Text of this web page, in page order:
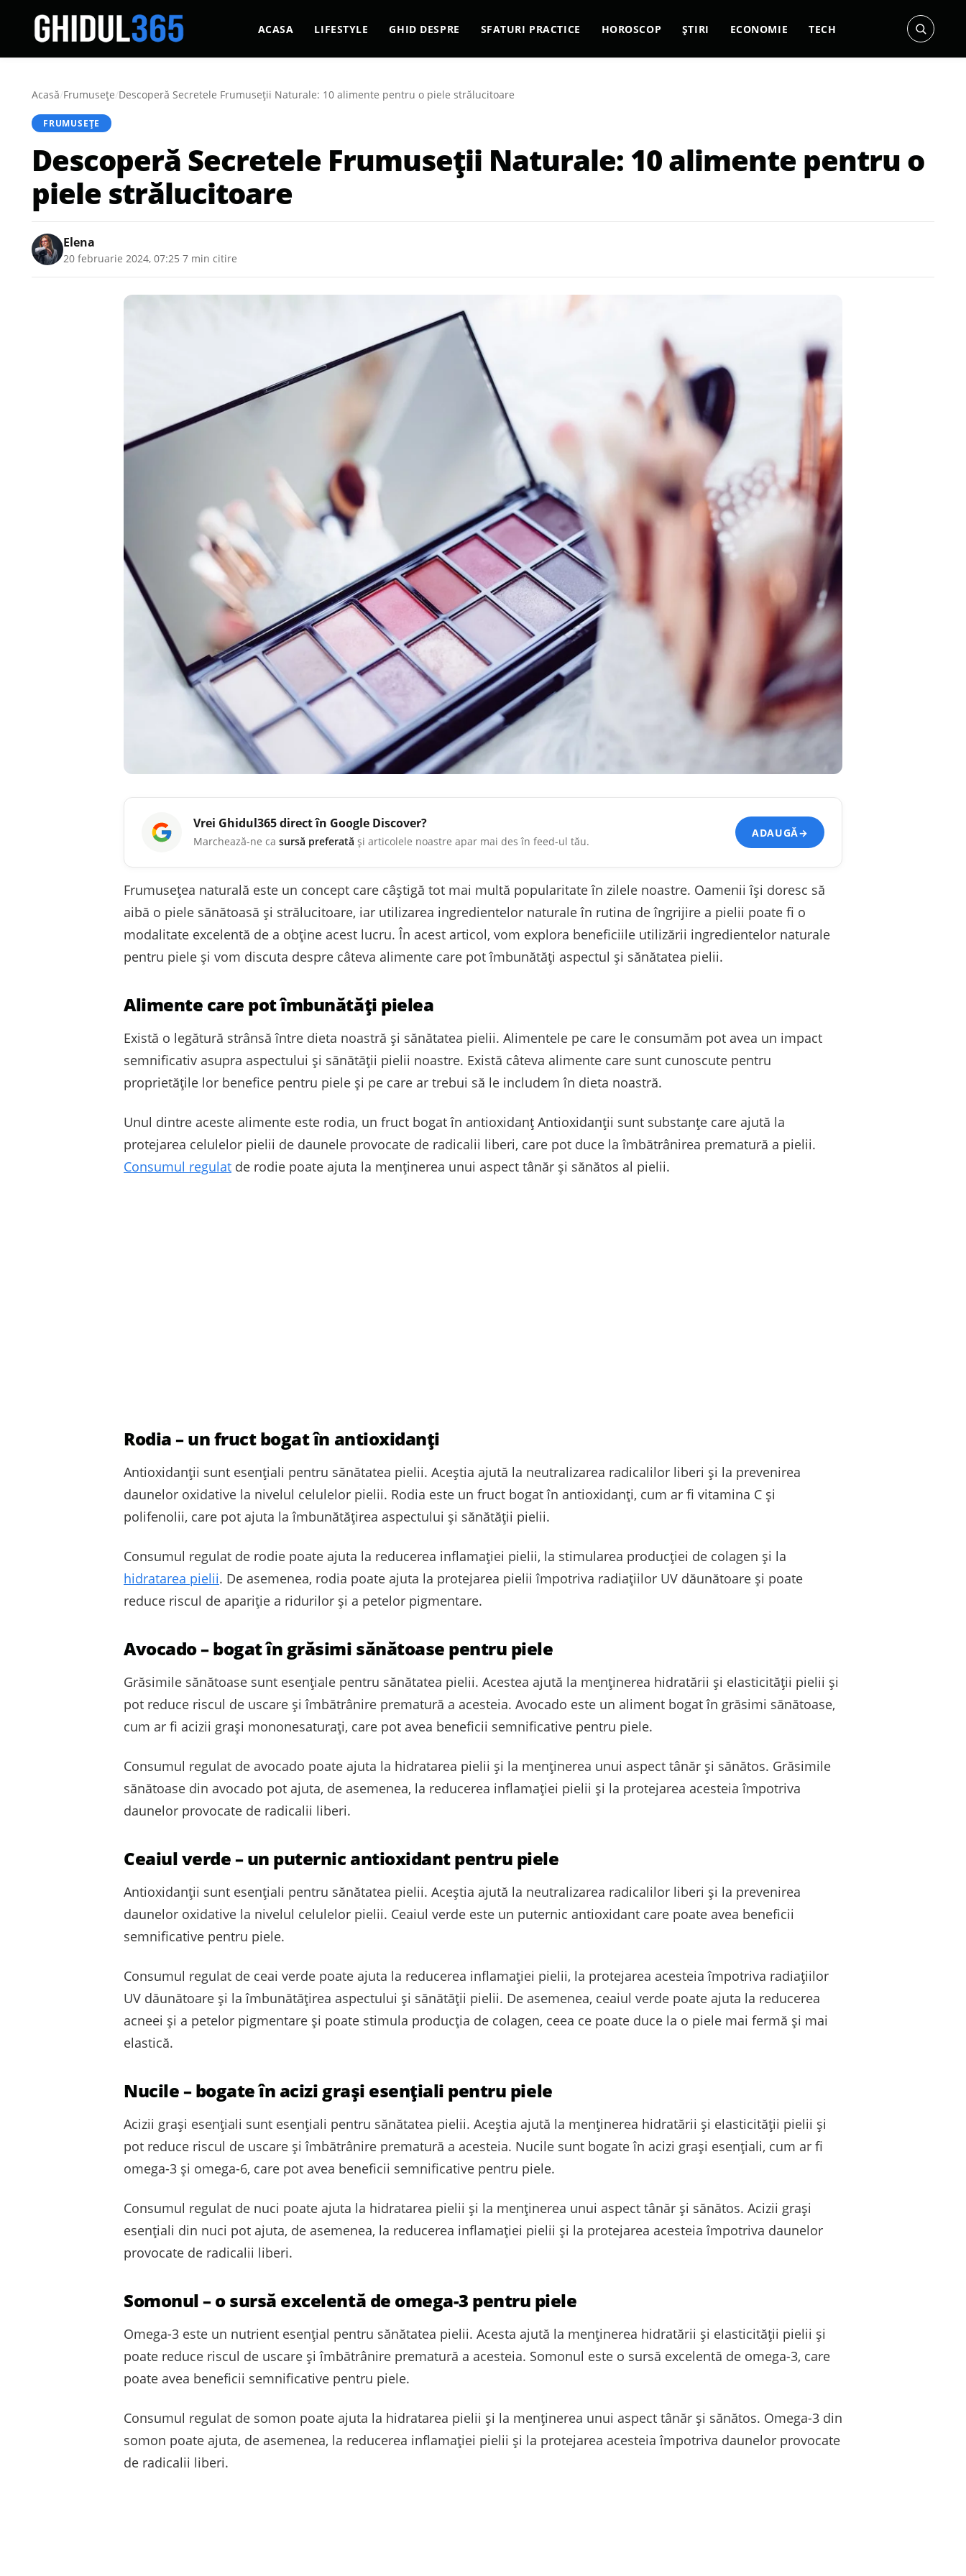
ACASA LIFESTYLE GHID DESPRE SFATURI PRACTICE HOROSCOP ȘTIRI ECONOMIE TECH
Acasă/Frumusețe/Descoperă Secretele Frumuseții Naturale: 10 alimente pentru o piele strălucitoare
FRUMUSEȚE
Descoperă Secretele Frumuseții Naturale: 10 alimente pentru o
piele strălucitoare
Elena
20 februarie 2024, 07:25 7 min citire
Vrei Ghidul365direct în Google Discover?
Marchează-ne ca sursă preferată și articolele noastre apar mai des în feed-ul tău.
ADAUGĂ→
Frumusețea naturală este un concept care câștigă tot mai multă popularitate în zilele noastre. Oamenii își doresc să
aibă o piele sănătoasă și strălucitoare, iar utilizarea ingredientelor naturale în rutina de îngrijire a pielii poate fi o
modalitate excelentă de a obține acest lucru. În acest articol, vom explora beneficiile utilizării ingredientelor naturale
pentru piele și vom discuta despre câteva alimente care pot îmbunătăți aspectul și sănătatea pielii.
Alimente care pot îmbunătăți pielea
Există o legătură strânsă între dieta noastră și sănătatea pielii. Alimentele pe care le consumăm pot avea un impact
semnificativ asupra aspectului și sănătății pielii noastre. Există câteva alimente care sunt cunoscute pentru
proprietățile lor benefice pentru piele și pe care ar trebui să le includem în dieta noastră.
Unul dintre aceste alimente este rodia, un fruct bogat în antioxidanț Antioxidanții sunt substanțe care ajută la
protejarea celulelor pielii de daunele provocate de radicalii liberi, care pot duce la îmbătrânirea prematură a pielii.
Consumul regulat de rodie poate ajuta la menținerea unui aspect tânăr și sănătos al pielii.
Rodia – un fruct bogat în antioxidanți
Antioxidanții sunt esențiali pentru sănătatea pielii. Aceștia ajută la neutralizarea radicalilor liberi și la prevenirea
daunelor oxidative la nivelul celulelor pielii. Rodia este un fruct bogat în antioxidanți, cum ar fi vitamina C și
polifenolii, care pot ajuta la îmbunătățirea aspectului și sănătății pielii.
Consumul regulat de rodie poate ajuta la reducerea inflamației pielii, la stimularea producției de colagen și la
hidratarea pielii. De asemenea, rodia poate ajuta la protejarea pielii împotriva radiațiilor UV dăunătoare și poate
reduce riscul de apariție a ridurilor și a petelor pigmentare.
Avocado – bogat în grăsimi sănătoase pentru piele
Grăsimile sănătoase sunt esențiale pentru sănătatea pielii. Acestea ajută la menținerea hidratării și elasticității pielii și
pot reduce riscul de uscare și îmbătrânire prematură a acesteia. Avocado este un aliment bogat în grăsimi sănătoase,
cum ar fi acizii grași mononesaturați, care pot avea beneficii semnificative pentru piele.
Consumul regulat de avocado poate ajuta la hidratarea pielii și la menținerea unui aspect tânăr și sănătos. Grăsimile
sănătoase din avocado pot ajuta, de asemenea, la reducerea inflamației pielii și la protejarea acesteia împotriva
daunelor provocate de radicalii liberi.
Ceaiul verde – un puternic antioxidant pentru piele
Antioxidanții sunt esențiali pentru sănătatea pielii. Aceștia ajută la neutralizarea radicalilor liberi și la prevenirea
daunelor oxidative la nivelul celulelor pielii. Ceaiul verde este un puternic antioxidant care poate avea beneficii
semnificative pentru piele.
Consumul regulat de ceai verde poate ajuta la reducerea inflamației pielii, la protejarea acesteia împotriva radiațiilor
UV dăunătoare și la îmbunătățirea aspectului și sănătății pielii. De asemenea, ceaiul verde poate ajuta la reducerea
acneei și a petelor pigmentare și poate stimula producția de colagen, ceea ce poate duce la o piele mai fermă și mai
elastică.
Nucile – bogate în acizi grași esențiali pentru piele
Acizii grași esențiali sunt esențiali pentru sănătatea pielii. Aceștia ajută la menținerea hidratării și elasticității pielii și
pot reduce riscul de uscare și îmbătrânire prematură a acesteia. Nucile sunt bogate în acizi grași esențiali, cum ar fi
omega-3 și omega-6, care pot avea beneficii semnificative pentru piele.
Consumul regulat de nuci poate ajuta la hidratarea pielii și la menținerea unui aspect tânăr și sănătos. Acizii grași
esențiali din nuci pot ajuta, de asemenea, la reducerea inflamației pielii și la protejarea acesteia împotriva daunelor
provocate de radicalii liberi.
Somonul – o sursă excelentă de omega-3 pentru piele
Omega-3 este un nutrient esențial pentru sănătatea pielii. Acesta ajută la menținerea hidratării și elasticității pielii și
poate reduce riscul de uscare și îmbătrânire prematură a acesteia. Somonul este o sursă excelentă de omega-3, care
poate avea beneficii semnificative pentru piele.
Consumul regulat de somon poate ajuta la hidratarea pielii și la menținerea unui aspect tânăr și sănătos. Omega-3 din
somon poate ajuta, de asemenea, la reducerea inflamației pielii și la protejarea acesteia împotriva daunelor provocate
de radicalii liberi.